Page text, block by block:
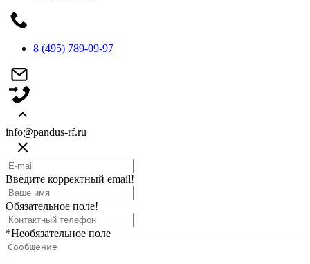
8 (495) 789-09-97
info@pandus-rf.ru
Введите корректный email!
Обязательное поле!
*Необязательное поле